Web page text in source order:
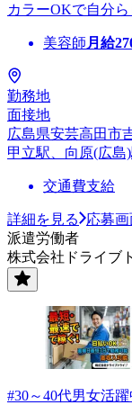
カラーOKで自分
美容師 月給
勤務地
面接地
広島県安芸高田市
甲立駅、向原(広島
交通費支給
詳細を見る
応募
派遣労働者
株式会社ドライブ
#30～40代男女活